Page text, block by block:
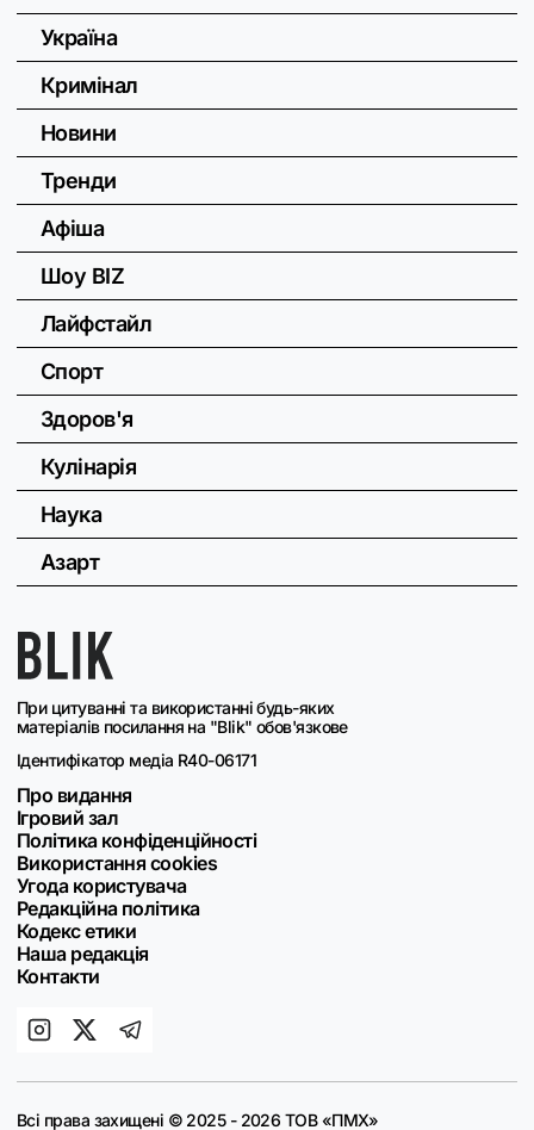
При цитуванні та використанні будь-яких
матеріалів посилання на "Blik" обов'язкове
Ідентифікатор медіа R40-06171
Про видання
Ігровий зал
Політика конфіденційності
Використання cookies
Угода користувача
Редакційна політика
Кодекс етики
Наша редакція
Контакти
Україна
Кримінал
Новини
Тренди
Афіша
Шоу BIZ
Лайфстайл
Спорт
Здоров'я
Кулінарія
Наука
Азарт
Всі права захищені © 2025 - 2026 ТОВ «ПМХ»